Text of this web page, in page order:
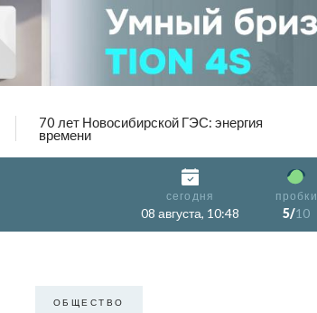
70 лет Новосибирской ГЭС: энергия
времени
сегодня
08 августа, 10:48
пробки
5/10
ОБЩЕСТВО